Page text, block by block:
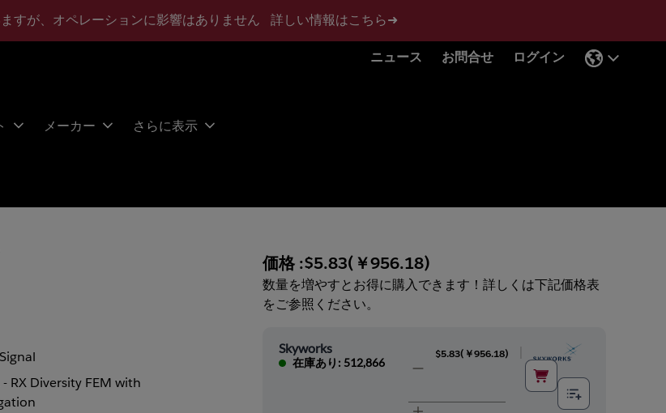
すが、オペレーションに影響はありません 詳しい情報はこちら➜
ニュース お問合せ ログイン
メーカー さらに表示
RX Diversity FEM with
価格 :$5.83(￥956.18)
数量を増やすとお得に購入できます！詳しくは下記価格表
をご参照ください。
Skyworks
在庫あり: 512,866
$5.83( ￥956.18)